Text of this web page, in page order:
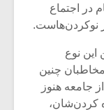
در اجتماع
نوکردن‌هاست.
این نوع
چنین
جامعه هنوز
کردن‌شان،
موسیقی
سکانسی